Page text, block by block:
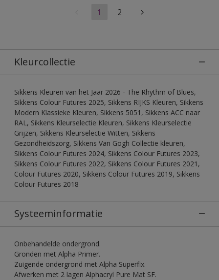
1 2
Kleurcollectie
Sikkens Kleuren van het Jaar 2026 - The Rhythm of Blues,
Sikkens Colour Futures 2025, Sikkens RIJKS Kleuren, Sikkens
Modern Klassieke Kleuren, Sikkens 5051, Sikkens ACC naar
RAL, Sikkens Kleurselectie Kleuren, Sikkens Kleurselectie
Grijzen, Sikkens Kleurselectie Witten, Sikkens
Gezondheidszorg, Sikkens Van Gogh Collectie kleuren,
Sikkens Colour Futures 2024, Sikkens Colour Futures 2023,
Sikkens Colour Futures 2022, Sikkens Colour Futures 2021,
Colour Futures 2020, Sikkens Colour Futures 2019, Sikkens
Colour Futures 2018
Systeeminformatie
Onbehandelde ondergrond.
Gronden met Alpha Primer.
Zuigende ondergrond met Alpha Superfix.
Afwerken met 2 lagen Alphacryl Pure Mat SF.